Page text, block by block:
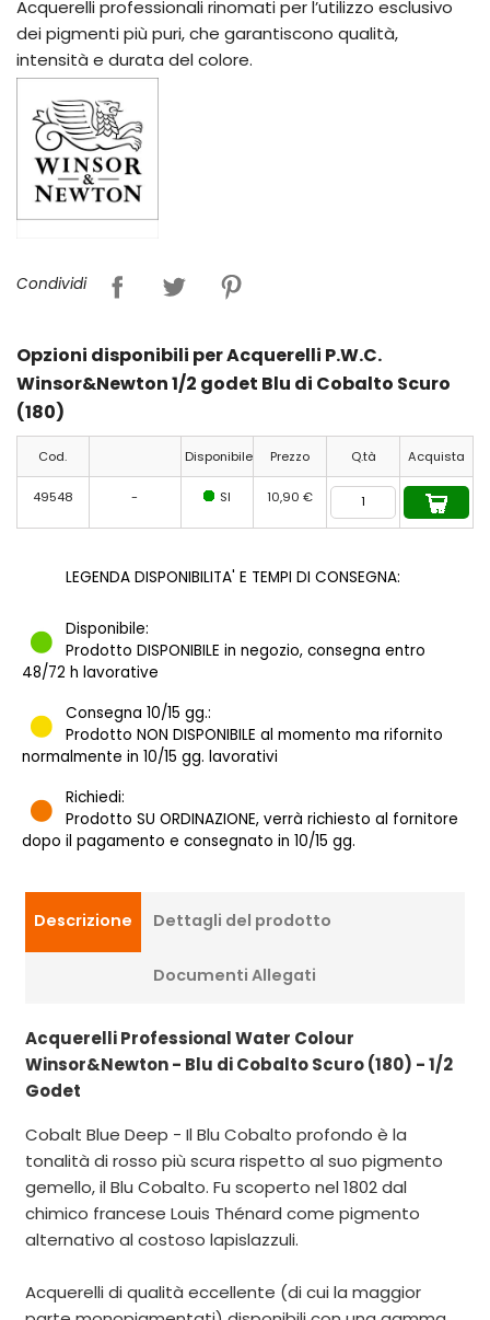
Acquerelli professionali rinomati per l’utilizzo esclusivo
dei pigmenti più puri, che garantiscono qualità,
intensità e durata del colore.
Condividi
Opzioni disponibili per Acquerelli P.W.C.
Winsor&Newton 1/2 godet Blu di Cobalto Scuro
(180)
Cod. Disponibile Prezzo Q.tà Acquista
49548 - SI 10,90 €
LEGENDA DISPONIBILITA' E TEMPI DI CONSEGNA:
Disponibile:
Prodotto DISPONIBILE in negozio, consegna entro
48/72 h lavorative
Consegna 10/15 gg.:
Prodotto NON DISPONIBILE al momento ma rifornito
normalmente in 10/15 gg. lavorativi
Richiedi:
Prodotto SU ORDINAZIONE, verrà richiesto al fornitore
dopo il pagamento e consegnato in 10/15 gg.
Descrizione Dettagli del prodotto
Documenti Allegati
Acquerelli Professional Water Colour
Winsor&Newton - Blu di Cobalto Scuro (180) - 1/2
Godet
Cobalt Blue Deep - Il Blu Cobalto profondo è la
tonalità di rosso più scura rispetto al suo pigmento
gemello, il Blu Cobalto. Fu scoperto nel 1802 dal
chimico francese Louis Thénard come pigmento
alternativo al costoso lapislazzuli.
Acquerelli di qualità eccellente (di cui la maggior